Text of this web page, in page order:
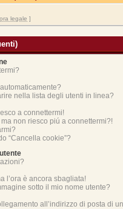
ora legale ]
nella lista degli utenti in linea?
a connettermi!
non riesco piú a connettermi?!
“Cancella cookie”?
l’ora è ancora sbagliata!
sotto il mio nome utente?
all’indirizzo di posta di